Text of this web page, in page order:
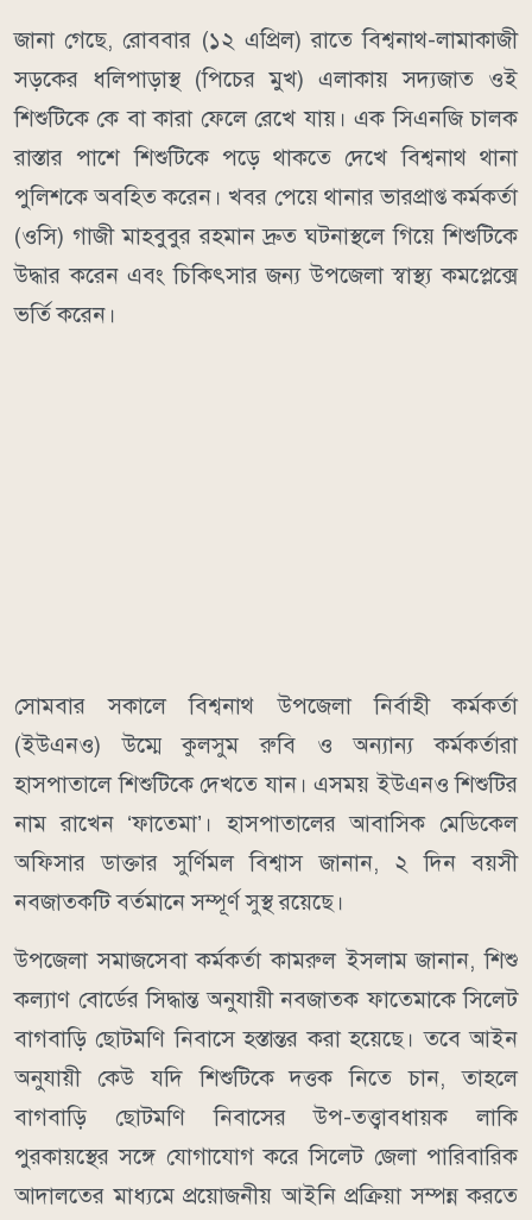
জানা গেছে, রোববার (১২ এপ্রিল) রাতে বিশ্বনাথ-লামাকাজী
সড়কের ধলিপাড়াস্থ (পিচের মুখ) এলাকায় সদ্যজাত ওই
শিশুটিকে কে বা কারা ফেলে রেখে যায়। এক সিএনজি চালক
রাস্তার পাশে শিশুটিকে পড়ে থাকতে দেখে বিশ্বনাথ থানা
পুলিশকে অবহিত করেন। খবর পেয়ে থানার ভারপ্রাপ্ত কর্মকর্তা
(ওসি) গাজী মাহবুবুর রহমান দ্রুত ঘটনাস্থলে গিয়ে শিশুটিকে
উদ্ধার করেন এবং চিকিৎসার জন্য উপজেলা স্বাস্থ্য কমপ্লেক্সে
ভর্তি করেন।
সোমবার সকালে বিশ্বনাথ উপজেলা নির্বাহী কর্মকর্তা
(ইউএনও) উম্মে কুলসুম রুবি ও অন্যান্য কর্মকর্তারা
হাসপাতালে শিশুটিকে দেখতে যান। এসময় ইউএনও শিশুটির
নাম রাখেন ‘ফাতেমা’। হাসপাতালের আবাসিক মেডিকেল
অফিসার ডাক্তার সুর্ণিমল বিশ্বাস জানান, ২ দিন বয়সী
নবজাতকটি বর্তমানে সম্পূর্ণ সুস্থ রয়েছে।
উপজেলা সমাজসেবা কর্মকর্তা কামরুল ইসলাম জানান, শিশু
কল্যাণ বোর্ডের সিদ্ধান্ত অনুযায়ী নবজাতক ফাতেমাকে সিলেট
বাগবাড়ি ছোটমণি নিবাসে হস্তান্তর করা হয়েছে। তবে আইন
অনুযায়ী কেউ যদি শিশুটিকে দত্তক নিতে চান, তাহলে
বাগবাড়ি ছোটমণি নিবাসের উপ-তত্ত্বাবধায়ক লাকি
পুরকায়স্থের সঙ্গে যোগাযোগ করে সিলেট জেলা পারিবারিক
আদালতের মাধ্যমে প্রয়োজনীয় আইনি প্রক্রিয়া সম্পন্ন করতে